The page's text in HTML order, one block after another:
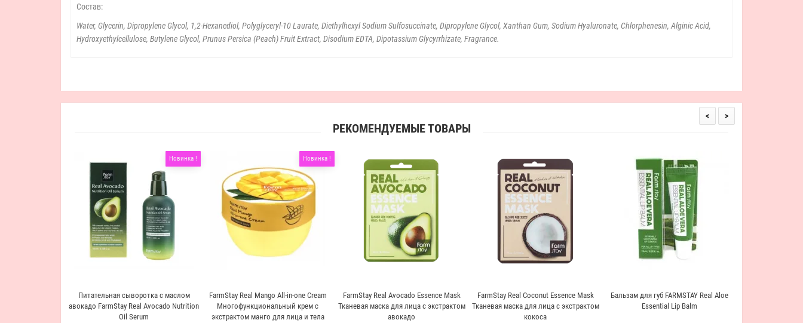
Состав:
Water, Glycerin, Dipropylene Glycol, 1,2-Hexanediol, Polyglyceryl-10 Laurate, Diethylhexyl Sodium Sulfosuccinate, Dipropylene Glycol, Xanthan Gum, Sodium Hyaluronate, Chlorphenesin, Alginic Acid,
Hydroxyethylcellulose, Butylene Glycol, Prunus Persica (Peach) Fruit Extract, Disodium EDTA, Dipotassium Glycyrrhizate, Fragrance.
РЕКОМЕНДУЕМЫЕ ТОВАРЫ
Новинка !
Питательная сыворотка с маслом
авокадо FarmStay Real Avocado Nutrition
Oil Serum
Новинка !
FarmStay Real Mango All-in-one Cream
Многофункциональный крем с
экстрактом манго для лица и тела
FarmStay Real Avocado Essence Mask
Тканевая маска для лица с экстрактом
авокадо
FarmStay Real Coconut Essence Mask
Тканевая маска для лица с экстрактом
кокоса
Бальзам для губ FARMSTAY Real Aloe
Essential Lip Balm
< >